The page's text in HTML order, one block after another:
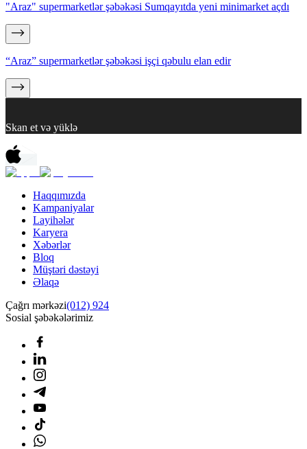
"Araz" supermarketlər şəbəkəsi Sumqayıtda yeni minimarket açdı
“Araz” supermarketlər şəbəkəsi işçi qəbulu elan edir
Skan et və yüklə
Haqqımızda
Kampaniyalar
Layihələr
Karyera
Xəbərlər
Bloq
Müştəri dəstəyi
Əlaqə
Çağrı mərkəzi(012) 924
Sosial şəbəkələrimiz